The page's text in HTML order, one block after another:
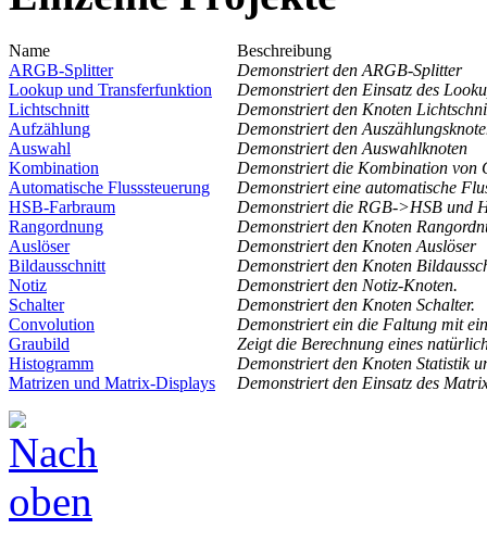
Name
Beschreibung
ARGB-Splitter
Demonstriert den ARGB-Splitter
Lookup und Transferfunktion
Demonstriert den Einsatz des
Lichtschnitt
Demonstriert den Knoten
Aufzählung
Demonstriert den
Auswahl
Demonstriert den Auswahlknoten
Kombination
Demonstriert die Kombination von
Automatische Flusssteuerung
Demonstriert eine automatische
HSB-Farbraum
Demonstriert die RGB->HSB und
Rangordnung
Demonstriert den Knoten
Auslöser
Demonstriert den Knoten Auslöser
Bildausschnitt
Demonstriert den Knoten
Notiz
Demonstriert den Notiz-Knoten.
Schalter
Demonstriert den Knoten Schalter.
Convolution
Demonstriert ein die Faltung mit
Graubild
Zeigt die Berechnung eines
Histogramm
Demonstriert den Knoten Statistik
Matrizen und Matrix-Displays
Demonstriert den Einsatz des